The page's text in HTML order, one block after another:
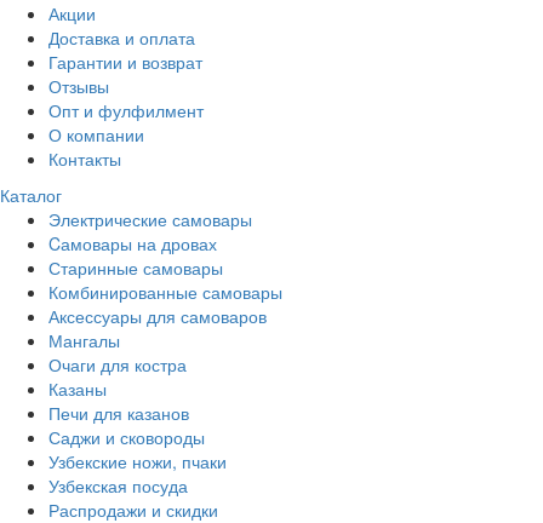
Акции
Доставка и оплата
Гарантии и возврат
Отзывы
Опт и фулфилмент
О компании
Контакты
Каталог
Электрические самовары
Cамовары на дровах
Старинные самовары
Комбинированные самовары
Аксессуары для самоваров
Мангалы
Очаги для костра
Казаны
Печи для казанов
Саджи и сковороды
Узбекские ножи, пчаки
Узбекская посуда
Распродажи и скидки